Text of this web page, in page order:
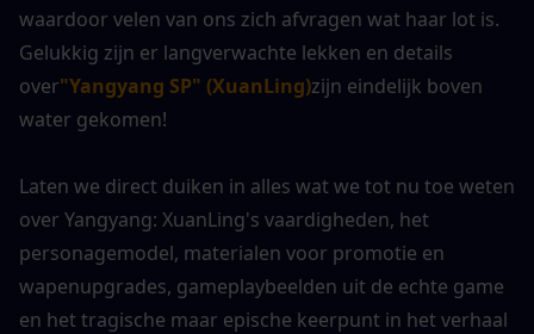
waardoor velen van ons zich afvragen wat haar lot is.
Gelukkig zijn er langverwachte lekken en details
over"Yangyang SP" (XuanLing)zijn eindelijk boven
water gekomen!
Laten we direct duiken in alles wat we tot nu toe weten
over Yangyang: XuanLing's vaardigheden, het
personagemodel, materialen voor promotie en
wapenupgrades, gameplaybeelden uit de echte game
en het tragische maar epische keerpunt in het verhaal